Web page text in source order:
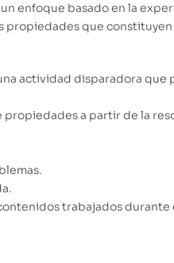
enfoque basado en la
propiedades que
actividad disparadora que
propiedades a partir de la
trabajados durante